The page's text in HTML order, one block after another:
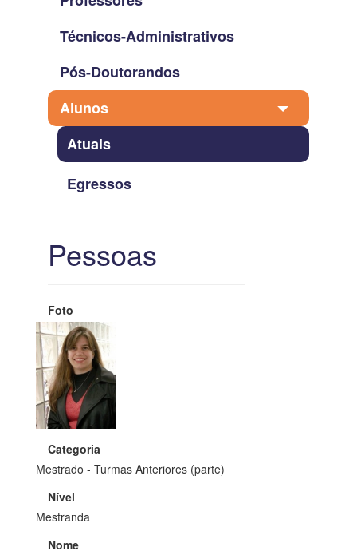
Técnicos-Administrativos
Pós-Doutorandos
Alunos
Atuais
Egressos
Pessoas
Foto
Categoria
Mestrado - Turmas Anteriores (parte)
Nível
Mestranda
Nome